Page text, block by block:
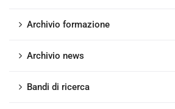
Archivio formazione
Archivio news
Bandi di ricerca